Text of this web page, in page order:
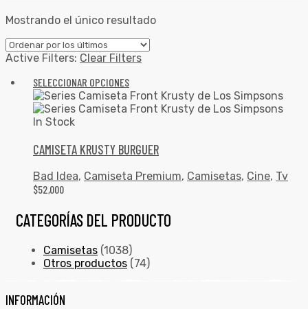
Mostrando el único resultado
Active Filters: Clear Filters
SELECCIONAR OPCIONES
In Stock
CAMISETA KRUSTY BURGUER
Bad Idea, Camiseta Premium, Camisetas, Cine, Tv
$52,000
CATEGORÍAS DEL PRODUCTO
Camisetas (1038)
Otros productos (74)
INFORMACIÓN